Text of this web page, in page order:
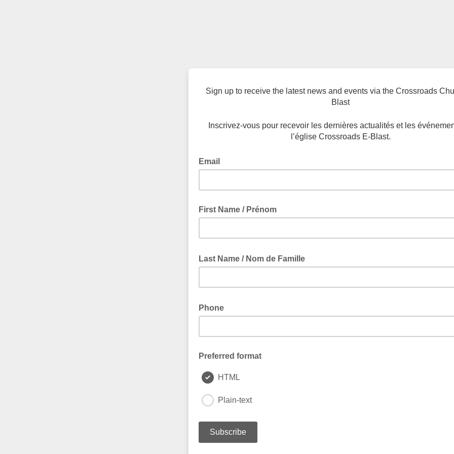
Sign up to receive the latest news and events via the Crossroads
Blast
Inscrivez-vous pour recevoir les dernières actualités et les
l’église Crossroads E-Blast.
Email
First Name / Prénom
Last Name / Nom de Famille
Phone
Preferred format
HTML
Plain-text